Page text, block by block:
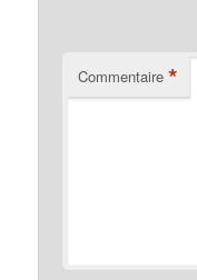
Commentaire *